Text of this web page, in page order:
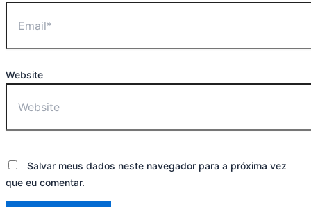
Website
Salvar meus dados neste navegador para a próxima vez
que eu comentar.